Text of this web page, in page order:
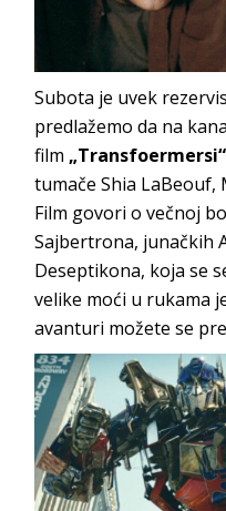
Subota je uvek
predlažemo da na
film„Transfoermersi“
tumače Shia LaBeouf,
Film govori o večnoj
Sajbertrona, junačkih
Deseptikona, koja se
velike moći u rukama
avanturi možete se